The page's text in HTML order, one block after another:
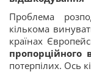
Проблема
кількома
країнах
пропорційного
потерпілих. Ось